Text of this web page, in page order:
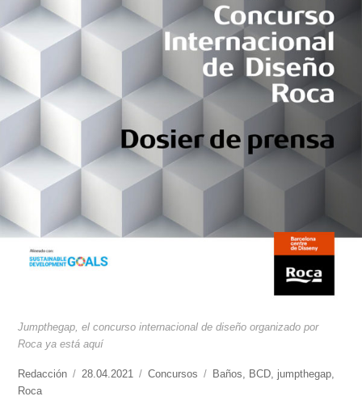
Jumpthegap, el concurso internacional de diseño organizado por
Roca ya está aquí
https://www.experimenta.es/author/redaccion/
Redacción
Publicado
28.04.2021 Categorías
Concursos Etiquetas
Baños, BCD, jumpthegap,
Roca